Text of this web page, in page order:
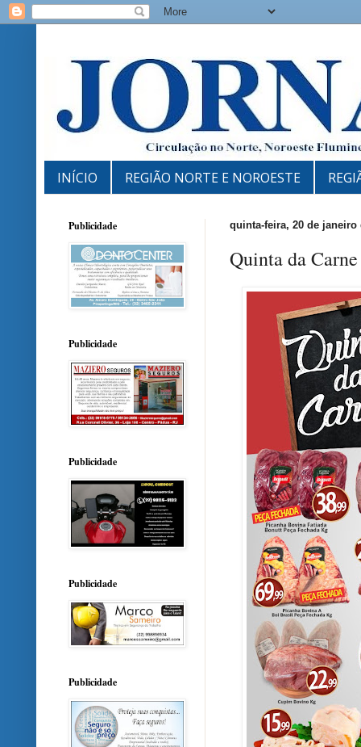
INÍCIO REGIÃO NORTE E NOROESTE
quinta-feira, 20 de janeiro
Quinta da
Publicidade
Publicidade
Publicidade
Publicidade
Publicidade